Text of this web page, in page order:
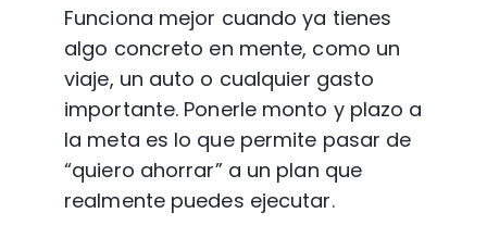
Funciona mejor cuando ya tienes
algo concreto en mente, como un
viaje, un auto o cualquier gasto
importante. Ponerle monto y plazo a
la meta es lo que permite pasar de
“quiero ahorrar” a un plan que
realmente puedes ejecutar.